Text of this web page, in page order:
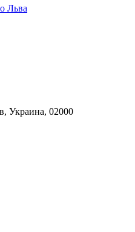
Льва
Украина, 02000